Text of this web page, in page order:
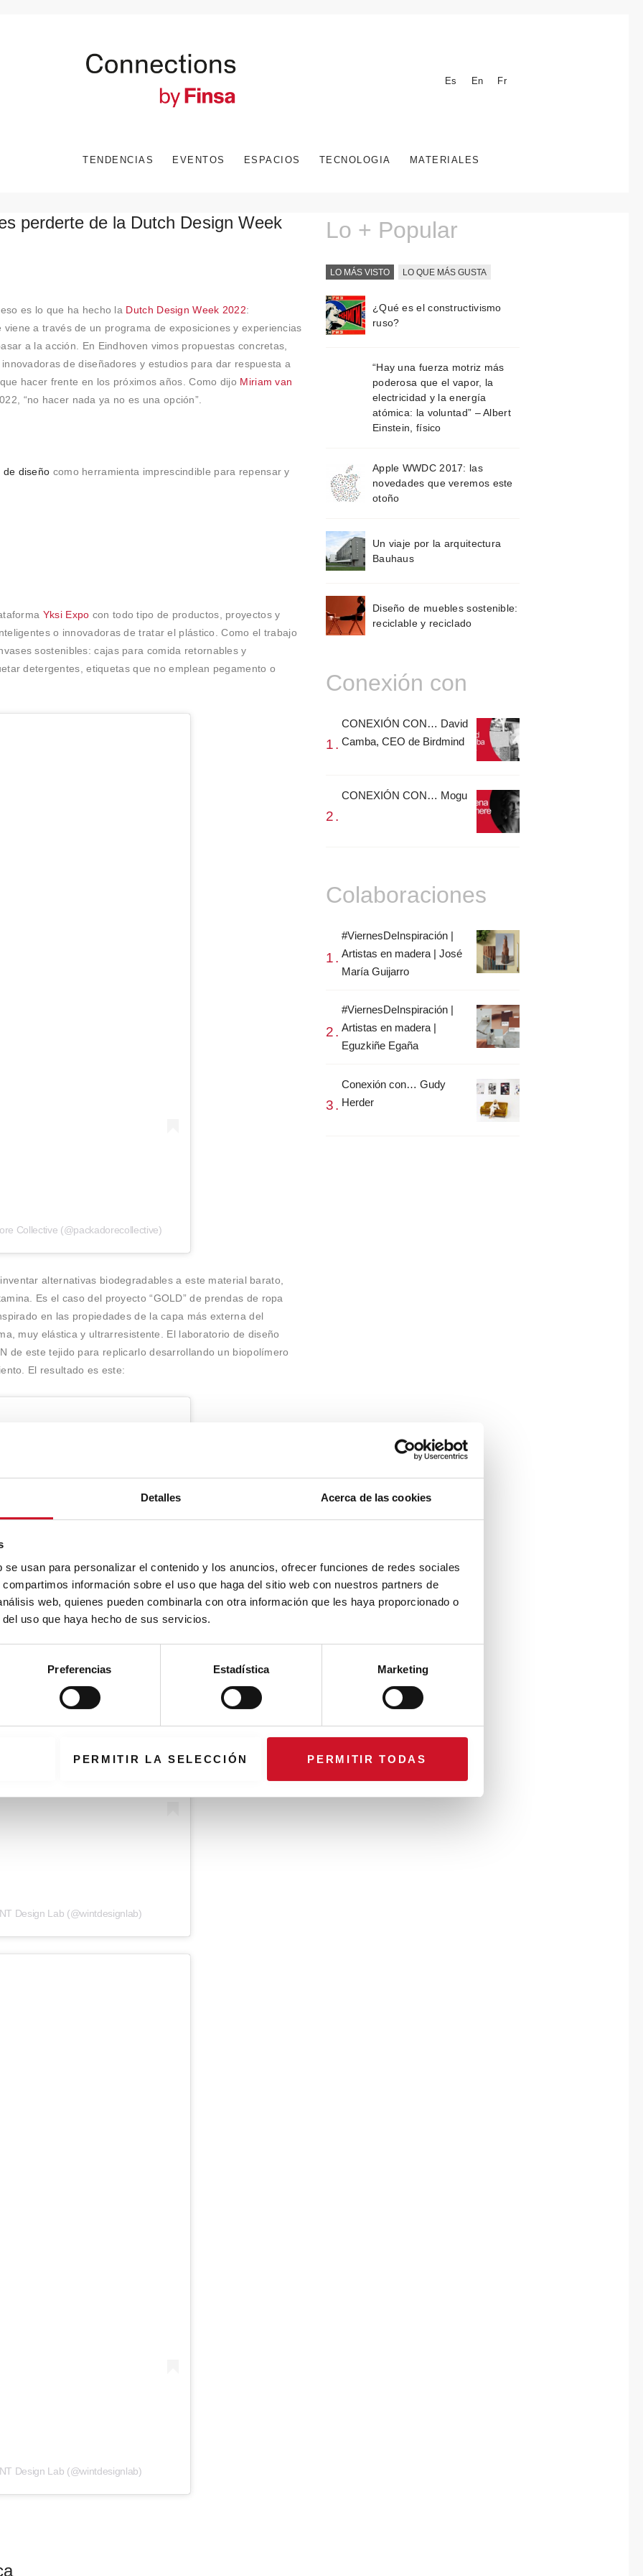
Detalles Acerca de las cookies
usan para personalizar el contenido y los anuncios, ofrecer funciones de redes sociales
información sobre el uso que haga del sitio web con nuestros partners de
web, quienes pueden combinarla con otra información que les haya proporcionado o
uso que haya hecho de sus servicios.
Preferencias Estadística Marketing
PERMITIR LA SELECCIÓN PERMITIR TODAS
Es En Fr
TENDENCIAS EVENTOS ESPACIOS TECNOLOGIA MATERIALES
perderte de la Dutch Design Week
es lo que ha hecho la Dutch Design Week 2022:
a través de un programa de exposiciones y experiencias
a la acción. En Eindhoven vimos propuestas concretas,
de diseñadores y estudios para dar respuesta a
hacer frente en los próximos años. Como dijo Miriam van
“no hacer nada ya no es una opción”.
de diseño como herramienta imprescindible para repensar y
Yksi Expo con todo tipo de productos, proyectos y
o innovadoras de tratar el plástico. Como el trabajo
sostenibles: cajas para comida retornables y
detergentes, etiquetas que no emplean pegamento o
Collective (@packadorecollective)
alternativas biodegradables a este material barato,
Es el caso del proyecto “GOLD” de prendas de ropa
en las propiedades de la capa más externa del
muy elástica y ultrarresistente. El laboratorio de diseño
de este tejido para replicarlo desarrollando un biopolímero
El resultado es este:
Design Lab (@wintdesignlab)
Design Lab (@wintdesignlab)
Lo + Popular
LO MÁS VISTO LO QUE MÁS GUSTA
¿Qué es el constructivismo
ruso?
“Hay una fuerza motriz más
poderosa que el vapor, la
electricidad y la energía
atómica: la voluntad” – Albert
Einstein, físico
Apple WWDC 2017: las
novedades que veremos este
otoño
Un viaje por la arquitectura
Bauhaus
Diseño de muebles sostenible:
reciclable y reciclado
Conexión con
CONEXIÓN CON… David
Camba, CEO de Birdmind
CONEXIÓN CON… Mogu
Colaboraciones
#ViernesDeInspiración |
Artistas en madera | José
María Guijarro
#ViernesDeInspiración |
Artistas en madera |
Eguzkiñe Egaña
Conexión con… Gudy
Herder